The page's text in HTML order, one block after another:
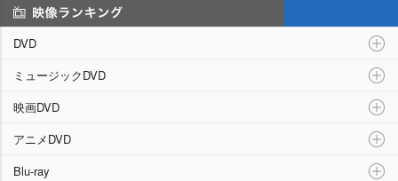
DVD
ミュージックDVD
映画DVD
アニメDVD
Blu-ray